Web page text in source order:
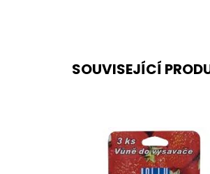
SOUVISEJÍCÍ
Voňavé perličky do vysavače s vůní
Balení obsahuje 3 sáčky perliček.